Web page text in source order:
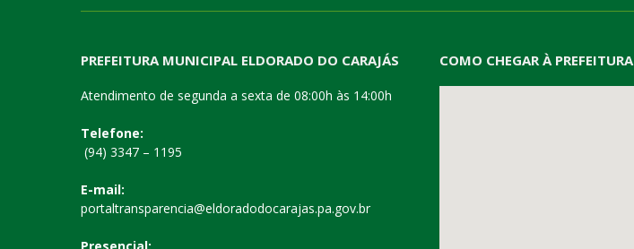
PREFEITURA MUNICIPAL ELDORADO DO CARAJÁS
Atendimento de segunda a sexta de 08:00h às 14:00h
Telefone:
(94) 3347 – 1195
E-mail:
portaltransparencia@eldoradodocarajas.pa.gov.br
COMO CHEGAR À PREFEITURA